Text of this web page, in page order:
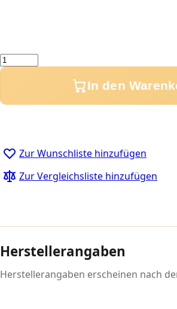
Menge
In den
Zur Wunschliste hinzufügen
Zur Vergleichsliste hinzufügen
Herstellerangaben
Herstellerangaben erscheinen nach